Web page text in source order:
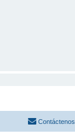
Contáctenos